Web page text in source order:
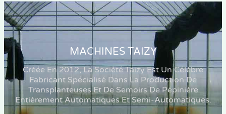
MACHINES TAIZY
Créée En 2012, La Société Taizy Est Un Célèbre
Fabricant Spécialisé Dans La Production De
Transplanteuses Et De Semoirs De Pépinière
Entièrement Automatiques Et Semi-Automatiques.